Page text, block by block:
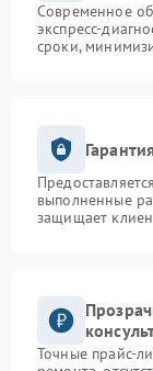
Современное
экспресс-
сроки,
выполненные
защищает
Точные прайс-